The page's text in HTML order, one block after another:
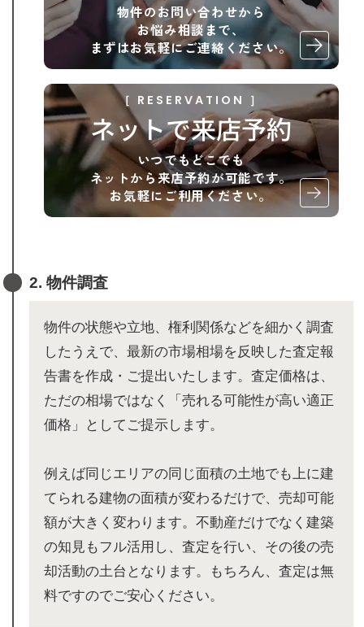
物件のお問い合わせから
お悩み相談まで、
まずはお気軽にご連絡ください。
［ RESERVATION ］
ネットで来店予約
いつでもどこでも
ネットから来店予約が可能です。
お気軽にご利用ください。
2. 物件調査
物件の状態や立地、権利関係などを細かく調査
したうえで、最新の市場相場を反映した査定報
告書を作成・ご提出いたします。査定価格は、
ただの相場ではなく「売れる可能性が高い適正
価格」としてご提示します。
例えば同じエリアの同じ面積の土地でも上に建
てられる建物の面積が変わるだけで、売却可能
額が大きく変わります。不動産だけでなく建築
の知見もフル活用し、査定を行い、その後の売
却活動の土台となります。もちろん、査定は無
料ですのでご安心ください。